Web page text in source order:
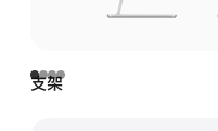
支架